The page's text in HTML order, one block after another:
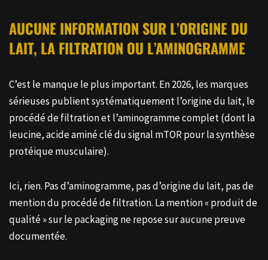
AUCUNE INFORMATION SUR L’ORIGINE DU
LAIT, LA FILTRATION OU L’AMINOGRAMME
C’est le manque le plus important. En 2026, les marques
sérieuses publient systématiquement l’origine du lait, le
procédé de filtration et l’aminogramme complet (dont la
leucine, acide aminé clé du signal mTOR pour la synthèse
protéique musculaire).
Ici, rien. Pas d’aminogramme, pas d’origine du lait, pas de
mention du procédé de filtration. La mention « produit de
qualité » sur le packaging ne repose sur aucune preuve
documentée.